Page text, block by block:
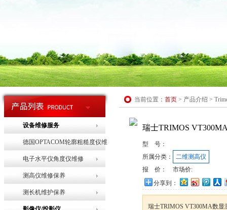
设备维修服务
德国OPTACOM轮廓粗糙度仪维
修
电子水平仪角度仪维修
测高仪维修保养
测长机维护保养
当前位置： 首页 > 产品介绍 >
瑞士TRIMOS
型 号：
所属分类：
二维测高仪
报 价：
市场价:
分享到：
瑞士TRIMOS VT300MA数